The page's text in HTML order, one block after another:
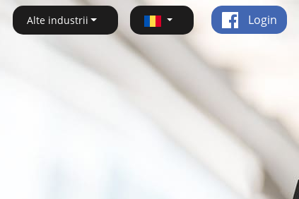
Alte industrii Login